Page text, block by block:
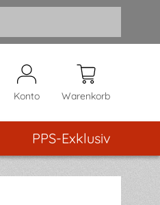
Konto Warenkorb
PPS-Exklusiv